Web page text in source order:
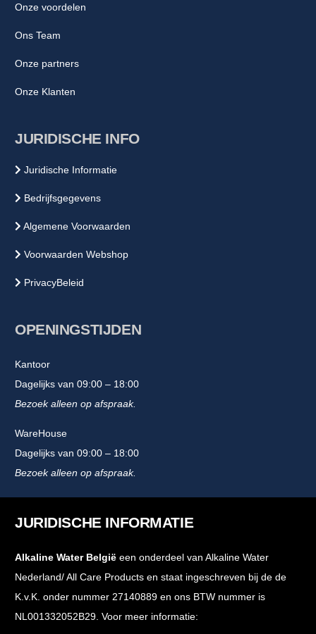
Onze voordelen
Ons Team
Onze partners
Onze Klanten
JURIDISCHE INFO
Juridische Informatie
Bedrijfsgegevens
Algemene Voorwaarden
Voorwaarden Webshop
PrivacyBeleid
OPENINGSTIJDEN
Kantoor
Dagelijks van 09:00 – 18:00
Bezoek alleen op afspraak.
WareHouse
Dagelijks van 09:00 – 18:00
Bezoek alleen op afspraak.
JURIDISCHE INFORMATIE
Alkaline Water België een onderdeel van Alkaline Water
Nederland/ All Care Products en staat ingeschreven bij de de
K.v.K. onder nummer 27140889 en ons BTW nummer is
NL001332052B29. Voor meer informatie: